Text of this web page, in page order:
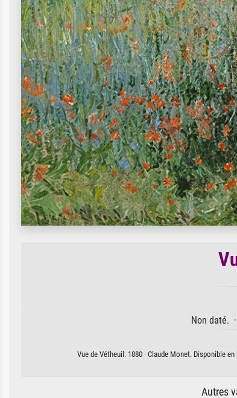
Non daté.
Vue de Vétheuil. 1880 · Claude Monet. Disponible
Autres